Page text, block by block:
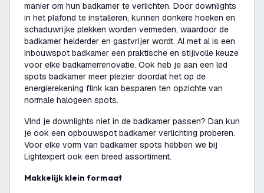
manier om hun badkamer te verlichten. Door downlights
in het plafond te installeren, kunnen donkere hoeken en
schaduwrijke plekken worden vermeden, waardoor de
badkamer helderder en gastvrijer wordt. Al met al is een
inbouwspot badkamer een praktische en stijlvolle keuze
voor elke badkamerrenovatie. Ook heb je aan een led
spots badkamer meer plezier doordat het op de
energierekening flink kan besparen ten opzichte van
normale halogeen spots.
Vind je downlights niet in de badkamer passen? Dan kun
je ook een opbouwspot badkamer verlichting proberen.
Voor elke vorm van badkamer spots hebben we bij
Lightexpert ook een breed assortiment.
Makkelijk klein formaat